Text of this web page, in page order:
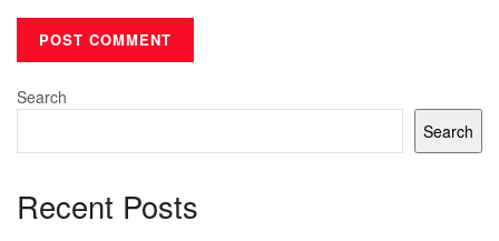
Search
Search
Recent Posts